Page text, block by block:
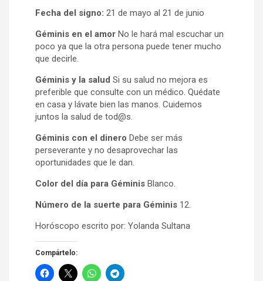
Fecha del signo: 21 de mayo al 21 de junio
Géminis en el amor No le hará mal escuchar un
poco ya que la otra persona puede tener mucho
que decirle.
Géminis y la salud Si su salud no mejora es
preferible que consulte con un médico. Quédate
en casa y lávate bien las manos. Cuidemos
juntos la salud de tod@s.
Géminis con el dinero Debe ser más
perseverante y no desaprovechar las
oportunidades que le dan.
Color del día para Géminis Blanco.
Número de la suerte para Géminis 12.
Horóscopo escrito por: Yolanda Sultana
Compártelo: